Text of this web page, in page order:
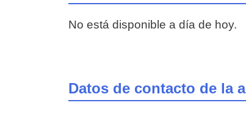
No está disponible a día de hoy.
Datos de contacto de la